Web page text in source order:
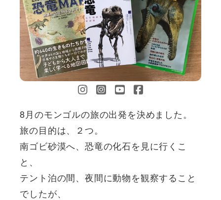
8月のモンゴルの旅の出発を決めました。
旅の目的は、２つ。
南ゴビ砂漠へ、恐竜の化石を見に行くこ
と、
テント泊の間、夜間に動物を観察すること
でしたが、